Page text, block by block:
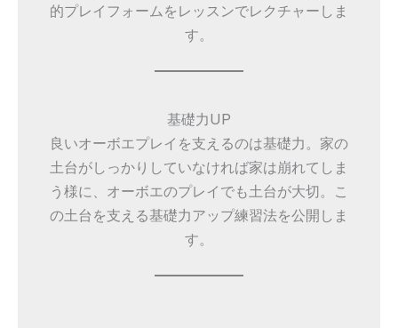
的プレイフォームをレッスンでレクチャーしま
す。
基礎力UP
良いオーボエプレイを支えるのは基礎力。家の
土台がしっかりしていなければ家は崩れてしま
う様に、オーボエのプレイでも土台が大切。こ
の土台を支える基礎力アップ練習法を公開しま
す。